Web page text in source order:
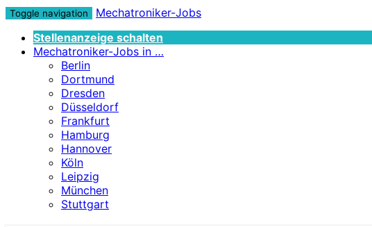
Toggle navigation
Mechatroniker-Jobs
Stellenanzeige schalten
Mechatroniker-Jobs in …
Berlin
Dortmund
Dresden
Düsseldorf
Frankfurt
Hamburg
Hannover
Köln
Leipzig
München
Stuttgart